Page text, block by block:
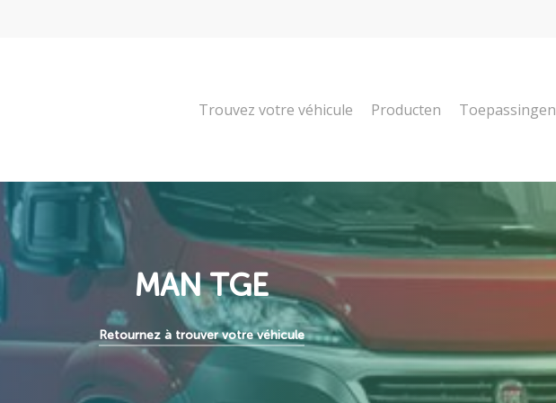
Trouvez votre véhicule Producten Toepassingen
MAN TGE
Retournez à trouver votre véhicule